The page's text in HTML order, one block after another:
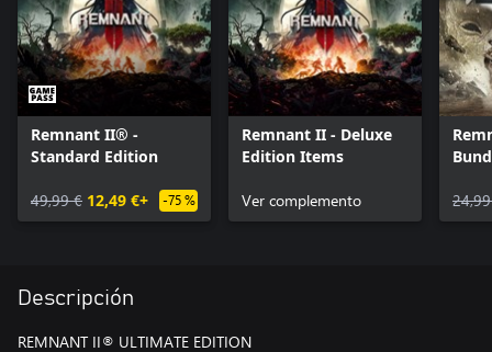
Remnant II® -
Standard Edition
49,99 € 12,49 €+ -75 %
Remnant II - Deluxe
Edition Items
Ver complemento
Descripción
REMNANT II® ULTIMATE EDITION